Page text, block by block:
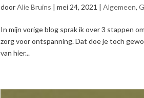
doorAlie Bruins |mei 24, 2021 |Algemeen,
In mijn vorige blog sprak ik over 3 stappen
zorg voor ontspanning. Dat doe je toch
van hier...